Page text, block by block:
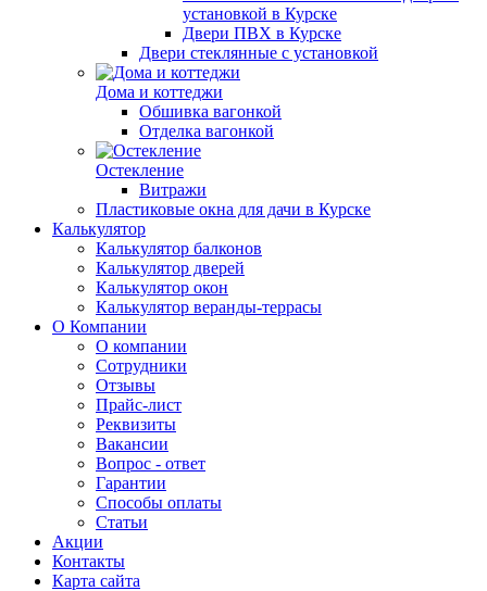
установкой в Курске
Двери ПВХ в Курске
Двери стеклянные с установкой
Дома и коттеджи
Обшивка вагонкой
Отделка вагонкой
Остекление
Витражи
Пластиковые окна для дачи в Курске
Калькулятор
Калькулятор балконов
Калькулятор дверей
Калькулятор окон
Калькулятор веранды-террасы
О Компании
О компании
Сотрудники
Отзывы
Прайс-лист
Реквизиты
Вакансии
Вопрос - ответ
Гарантии
Способы оплаты
Статьи
Акции
Контакты
Карта сайта